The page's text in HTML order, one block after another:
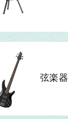
弦楽器